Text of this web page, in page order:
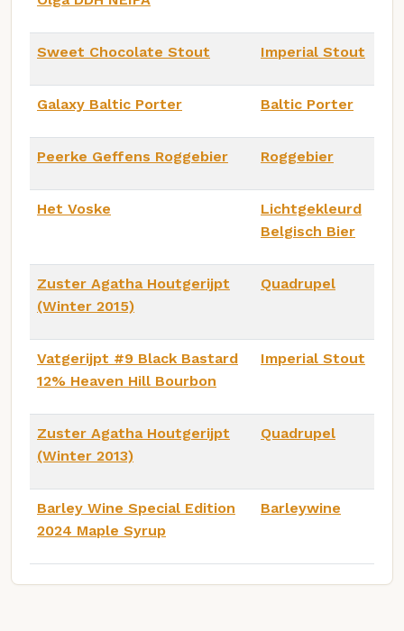
Sweet Chocolate Stout Imperial Stout
Galaxy Baltic Porter Baltic Porter
Peerke Geffens Roggebier Roggebier
Het Voske
Lichtgekleurd
Belgisch Bier
Zuster Agatha Houtgerijpt
(Winter 2015)
Quadrupel
Vatgerijpt #9 Black Bastard
12% Heaven Hill Bourbon
Imperial Stout
Zuster Agatha Houtgerijpt
(Winter 2013)
Quadrupel
Barley Wine Special Edition
2024 Maple Syrup
Barleywine